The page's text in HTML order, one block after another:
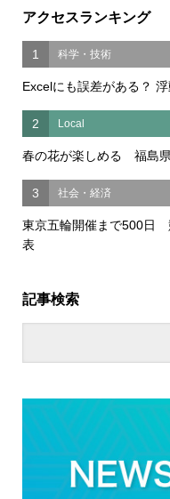
アクセスランキング
1 科学・技術
Excelにも誤差がある？
2 Local
春の花が楽しめる 福島
3 社会・経済
東京五輪開催まで500日
表
記事検索